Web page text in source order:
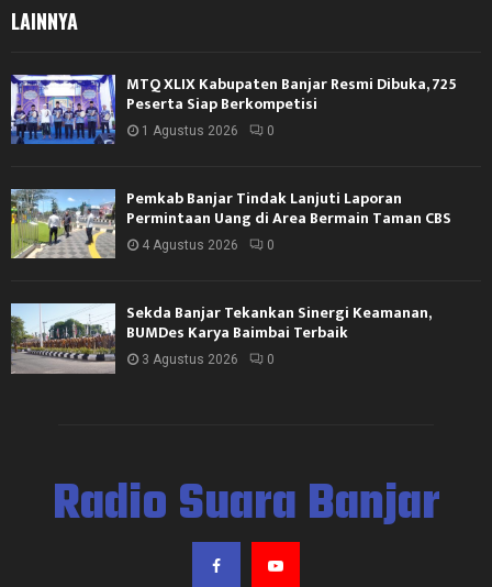
LAINNYA
MTQ XLIX Kabupaten Banjar Resmi Dibuka, 725
Peserta Siap Berkompetisi
1 Agustus 2026 0
Pemkab Banjar Tindak Lanjuti Laporan
Permintaan Uang di Area Bermain Taman CBS
4 Agustus 2026 0
Sekda Banjar Tekankan Sinergi Keamanan,
BUMDes Karya Baimbai Terbaik
3 Agustus 2026 0
Radio Suara Banjar